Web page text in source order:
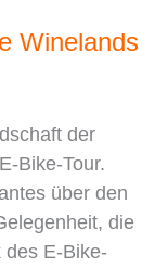
Winelands
der
Bike-Tour.
über den
die
des E-Bike-